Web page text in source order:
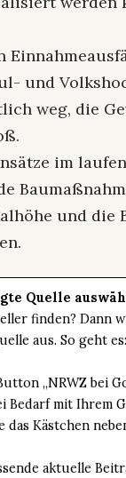
und
weg, die
im
und die
Quelle
finden? Dann
aus. So geht es:
„NRWZ bei
Bedarf mit Ihrem
das Kästchen
aktuelle